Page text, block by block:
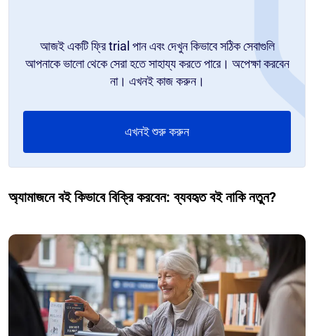
আজই একটি ফ্রি trial পান এবং দেখুন কিভাবে সঠিক সেবাগুলি
আপনাকে ভালো থেকে সেরা হতে সাহায্য করতে পারে। অপেক্ষা করবেন
না। এখনই কাজ করুন।
এখনই শুরু করুন
অ্যামাজনে বই কিভাবে বিক্রি করবেন: ব্যবহৃত বই নাকি নতুন?